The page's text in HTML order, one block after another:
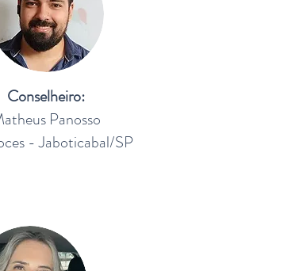
Conselheiro:
Panosso
- Jaboticabal/SP